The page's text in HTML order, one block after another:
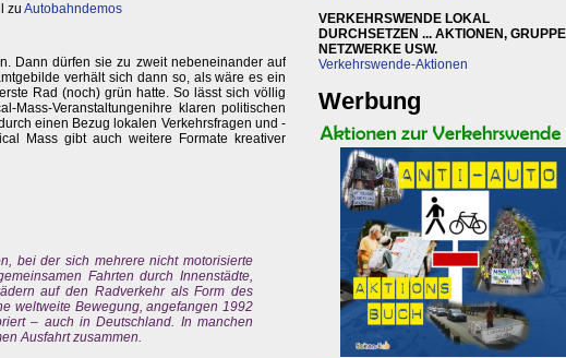
zu Autobahndemos
Dann dürfen sie zu zweit nebeneinander auf
verhält sich dann so, als wäre es ein
Rad (noch) grün hatte. So lässt sich völlig
Mass-Veranstaltungenihre klaren politischen
einen Bezug lokalen Verkehrsfragen und -
Mass gibt auch weitere Formate kreativer
bei der sich mehrere nicht motorisierte
Fahrten durch Innenstädte,
auf den Radverkehr als Form des
weltweite Bewegung, angefangen 1992
– auch in Deutschland. In manchen
Ausfahrt zusammen.
VERKEHRSWENDE LOKAL
DURCHSETZEN ... AKTIONEN,
NETZWERKE USW.
Verkehrswende-Aktionen
Werbung